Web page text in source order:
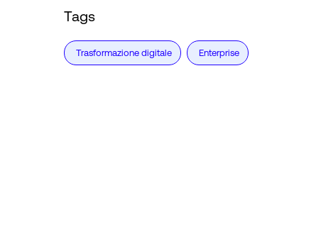
Tags
Trasformazione digitale Enterprise